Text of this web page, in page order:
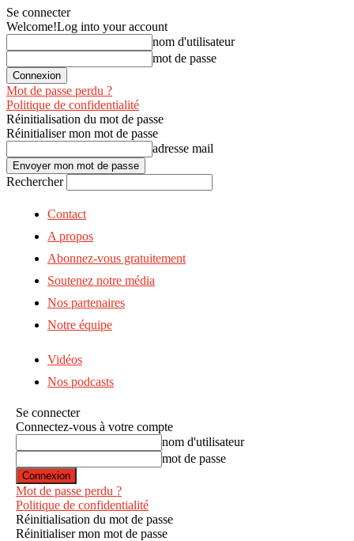
Se connecter
Welcome!Log into your account
nom d'utilisateur
mot de passe
Mot de passe perdu ?
Politique de confidentialité
Réinitialisation du mot de passe
Réinitialiser mon mot de passe
adresse mail
Rechercher
Contact
A propos
Abonnez-vous gratuitement
Soutenez notre média
Nos partenaires
Notre équipe
Vidéos
Nos podcasts
Se connecter
Connectez-vous à votre compte
nom d'utilisateur
mot de passe
Mot de passe perdu ?
Politique de confidentialité
Réinitialisation du mot de passe
Réinitialiser mon mot de passe